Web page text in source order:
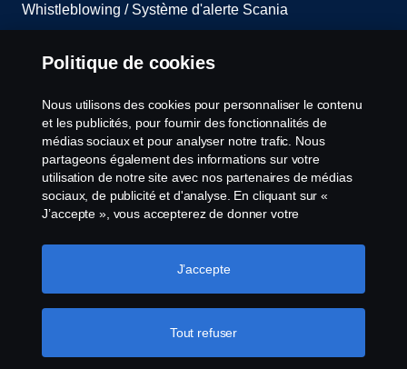
Whistleblowing / Système d'alerte Scania
Codes de Conduite Scania
Code de Conduite Fournisseurs
Non-réexportation vers la Russie et/ou le Belarus
Paramètres des cookies
© Copyright Scania 2024 All rights reserved. Scania
CV AB (publ), SE-151 87 Södertälje, Sweden, Tel:
Politique de cookies
Nous utilisons des cookies pour personnaliser le contenu
et les publicités, pour fournir des fonctionnalités de
médias sociaux et pour analyser notre trafic. Nous
partageons également des informations sur votre
utilisation de notre site avec nos partenaires de médias
sociaux, de publicité et d'analyse. En cliquant sur «
J’accepte », vous accepterez de donner votre
informations partagées. Vous pouvez également gérer
vos cookies en cliquant sur « Paramètres des cookies »
section cookies, que vous pouvez trouver en cliquant sur
le lien sous ce texte. Pour en savoir plus sur la
Tout refuser
J’accepte